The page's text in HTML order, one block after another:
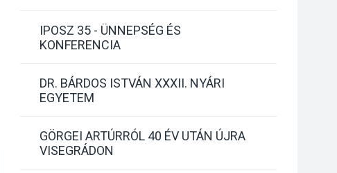
IPOSZ 35 - ÜNNEPSÉG ÉS
KONFERENCIA
DR. BÁRDOS ISTVÁN XXXII. NYÁRI
EGYETEM
GÖRGEI ARTÚRRÓL 40 ÉV UTÁN ÚJRA
VISEGRÁDON